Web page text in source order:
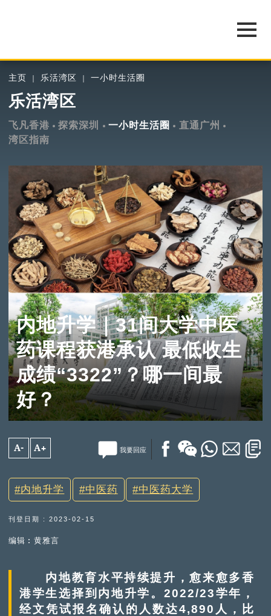
主页 乐活湾区 一小时生活圈
乐活湾区
飞凡香港 探索深圳 一小时生活圈
直通广州
湾区指南
内地升学｜31间大学中医
药课程获港承认 最低收生
成绩“3322”？哪一间最
好？
A- A+ 我要回应
内地升学 中医药 中医药大学
刊登日期 : 2023-02-15
编辑︰黄雅言
内地教育水平持续提升，愈来愈多香
港学生选择到内地升学。2022/23学年，
经文凭试报名确认的人数达4,890人，比